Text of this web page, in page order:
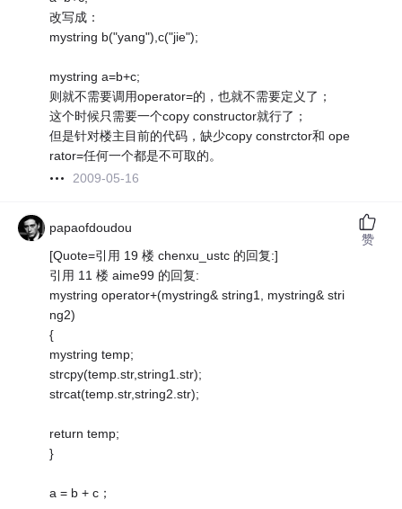
改写成：
mystring b("yang"),c("jie");
mystring a=b+c;
则就不需要调用operator=的，也就不需要定义了；
这个时候只需要一个copy constructor就行了；
但是针对楼主目前的代码，缺少copy constrctor和 ope
rator=任何一个都是不可取的。
2009-05-16
papaofdoudou
[Quote=引用 19 楼 chenxu_ustc 的回复:]
引用 11 楼 aime99 的回复:
mystring operator+(mystring& string1, mystring& stri
ng2)
{
mystring temp;
strcpy(temp.str,string1.str);
strcat(temp.str,string2.str);
return temp;
}
a = b + c；
赞